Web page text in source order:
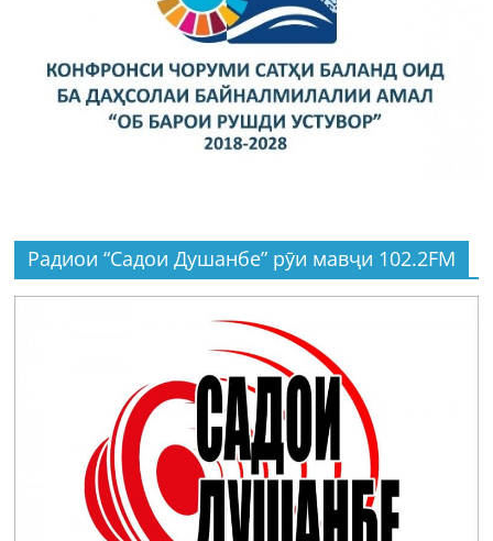
Радиои “Садои Душанбе” рӯи мавҷи 102.2FM